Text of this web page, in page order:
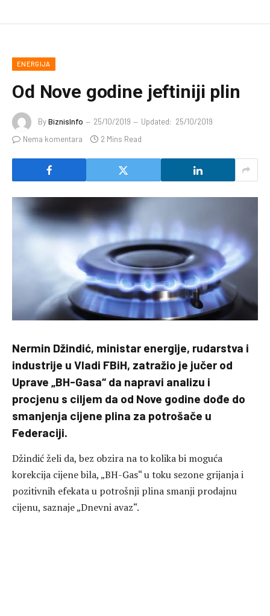
ENERGIJA
Od Nove godine jeftiniji plin
ByBiznisInfo 25/10/2019 Updated: 25/10/2019
Nema komentara
2 Mins Read
Nermin Džindić, ministar energije, rudarstva i
industrije u Vladi FBiH, zatražio je jučer od
Uprave „BH-Gasa“ da napravi analizu i
procjenu s ciljem da od Nove godine dođe do
smanjenja cijene plina za potrošače u
Federaciji.
Džindić želi da, bez obzira na to kolika bi moguća
korekcija cijene bila, „BH-Gas“ u toku sezone grijanja i
pozitivnih efekata u potrošnji plina smanji prodajnu
cijenu, saznaje „Dnevni avaz“.